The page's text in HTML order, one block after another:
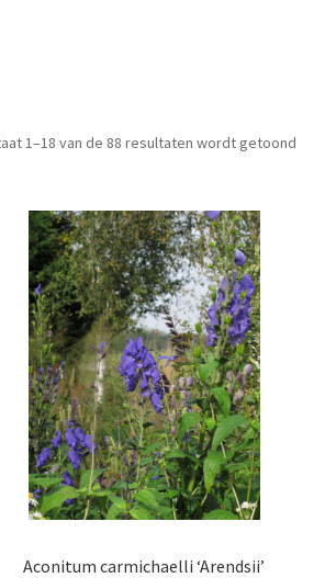
1–18 van de 88 resultaten wordt getoond
Aconitum carmichaelli ‘Arendsii’